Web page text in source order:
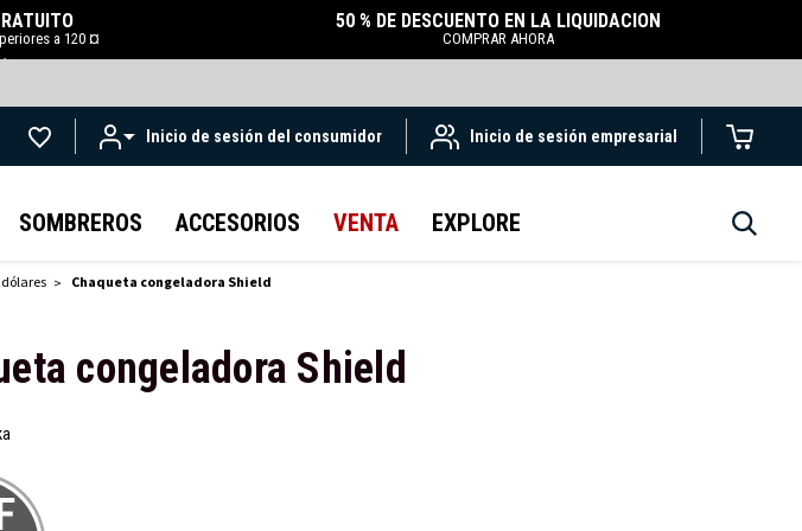
a 120 ¤
.
50 % DE DESCUENTO EN LA LIQUIDACIÓN
COMPRAR AHORA
Inicio de sesión del consumidor Inicio de sesión empresarial
SOMBREROS ACCESORIOS VENTA EXPLORE
dólares Chaqueta congeladora Shield
congeladora Shield